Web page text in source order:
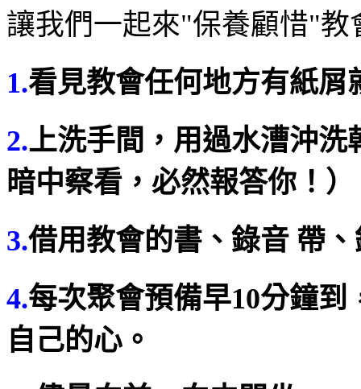
讓我們一起來"保養顧惜"教
1.看見教會任何地方有紙屑
2.上洗手間，用過水漕沖
暗中察看，必然報答你！）
3.借用教會的書、錄音 帶
4.每次聚會預備早10分鐘到
自己的心。